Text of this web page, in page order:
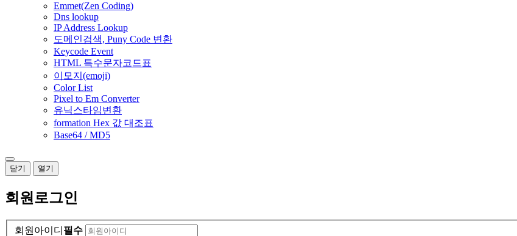
Emmet(Zen Coding)
Dns lookup
IP Address Lookup
도메인검색, Puny Code 변환
Keycode Event
HTML 특수문자코드표
이모지(emoji)
Color List
Pixel to Em Converter
유닉스타임변환
formation Hex 값 대조표
Base64 / MD5
닫기 열기
회원 로그인
회원아이디 필수